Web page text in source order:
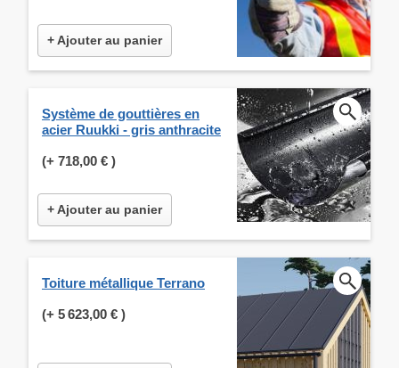
+ Ajouter au panier
Système de gouttières en
acier Ruukki - gris anthracite
(+ 718,00 € )
+ Ajouter au panier
Toiture métallique Terrano
(+ 5 623,00 € )